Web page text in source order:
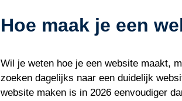
Hoe maak je een
Wil je weten hoe je een website maakt,
zoeken dagelijks naar een duidelijk
website maken is in 2026 eenvoudiger